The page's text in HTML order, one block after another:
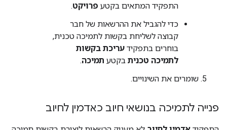
התפקיד המתאים בקטע פרויקט.
כדי להגביל את ההרשאות של חבר
קבוצה לשליחת בקשות לתמיכה טכנית,
בוחרים בתפקיד עריכת בקשות
לתמיכה טכנית בקטע תמיכה.
שומרים את השינויים.
פנייה לתמיכה בנושאי חיוב כאדמין לחיוב